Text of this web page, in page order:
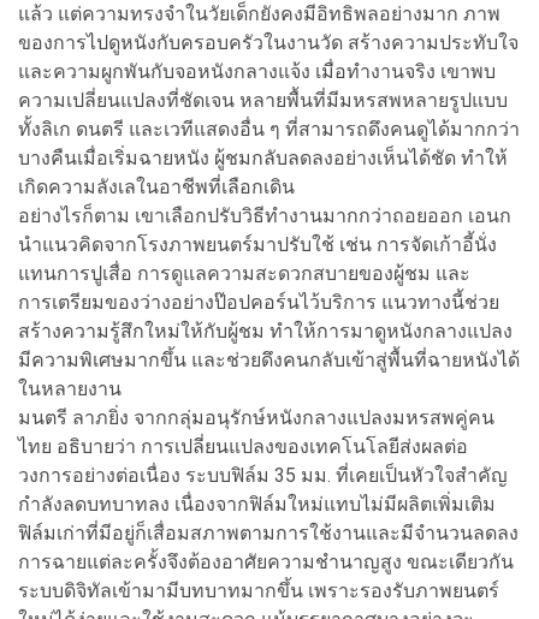
แล้ว แต่ความทรงจำในวัยเด็กยังคงมีอิทธิพลอย่างมาก ภาพ
ของการไปดูหนังกับครอบครัวในงานวัด สร้างความประทับใจ
และความผูกพันกับจอหนังกลางแจ้ง เมื่อทำงานจริง เขาพบ
ความเปลี่ยนแปลงที่ชัดเจน หลายพื้นที่มีมหรสพหลายรูปแบบ
ทั้งลิเก ดนตรี และเวทีแสดงอื่น ๆ ที่สามารถดึงคนดูได้มากกว่า
บางคืนเมื่อเริ่มฉายหนัง ผู้ชมกลับลดลงอย่างเห็นได้ชัด ทำให้
เกิดความลังเลในอาชีพที่เลือกเดิน
อย่างไรก็ตาม เขาเลือกปรับวิธีทำงานมากกว่าถอยออก เอนก
นำแนวคิดจากโรงภาพยนตร์มาปรับใช้ เช่น การจัดเก้าอี้นั่ง
แทนการปูเสื่อ การดูแลความสะดวกสบายของผู้ชม และ
การเตรียมของว่างอย่างป๊อปคอร์นไว้บริการ แนวทางนี้ช่วย
สร้างความรู้สึกใหม่ให้กับผู้ชม ทำให้การมาดูหนังกลางแปลง
มีความพิเศษมากขึ้น และช่วยดึงคนกลับเข้าสู่พื้นที่ฉายหนังได้
ในหลายงาน
มนตรี ลาภยิ่ง จากกลุ่มอนุรักษ์หนังกลางแปลงมหรสพคู่คน
ไทย อธิบายว่า การเปลี่ยนแปลงของเทคโนโลยีส่งผลต่อ
วงการอย่างต่อเนื่อง ระบบฟิล์ม 35 มม. ที่เคยเป็นหัวใจสำคัญ
กำลังลดบทบาทลง เนื่องจากฟิล์มใหม่แทบไม่มีผลิตเพิ่มเติม
ฟิล์มเก่าที่มีอยู่ก็เสื่อมสภาพตามการใช้งานและมีจำนวนลดลง
การฉายแต่ละครั้งจึงต้องอาศัยความชำนาญสูง ขณะเดียวกัน
ระบบดิจิทัลเข้ามามีบทบาทมากขึ้น เพราะรองรับภาพยนตร์